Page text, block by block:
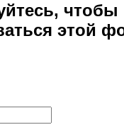
чтобы
этой